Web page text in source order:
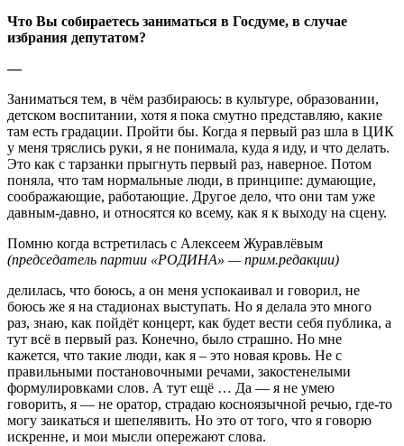
Что Вы собираетесь заниматься в Госдуме, в случае
избрания депутатом?
—
Заниматься тем, в чём разбираюсь: в культуре, образовании,
детском воспитании, хотя я пока смутно представляю, какие
там есть градации. Пройти бы. Когда я первый раз шла в ЦИК
у меня тряслись руки, я не понимала, куда я иду, и что делать.
Это как с тарзанки прыгнуть первый раз, наверное. Потом
поняла, что там нормальные люди, в принципе: думающие,
соображающие, работающие. Другое дело, что они там уже
давным-давно, и относятся ко всему, как я к выходу на сцену.
Помню когда встретилась с Алексеем Журавлёвым
(председатель партии «РОДИНА» — прим.редакции)
делилась, что боюсь, а он меня успокаивал и говорил, не
боюсь же я на стадионах выступать. Но я делала это много
раз, знаю, как пойдёт концерт, как будет вести себя публика, а
тут всё в первый раз. Конечно, было страшно. Но мне
кажется, что такие люди, как я – это новая кровь. Не с
правильными постановочными речами, закостенелыми
формулировками слов. А тут ещё … Да — я не умею
говорить, я — не оратор, страдаю косноязычной речью, где-то
могу заикаться и шепелявить. Но это от того, что я говорю
искренне, и мои мысли опережают слова.